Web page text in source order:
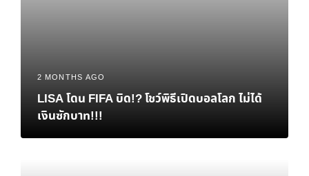
2 MONTHS AGO
LISA โดน FIFA บิด!? โชว์พิธีเปิดบอลโลก ไม่ได้
เงินซักบาท!!!